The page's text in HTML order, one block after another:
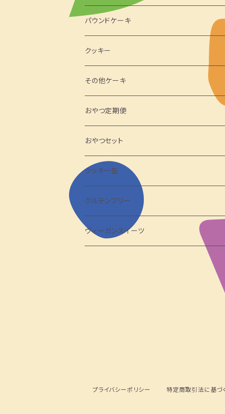
パウンドケーキ
クッキー
その他ケーキ
おやつ定期便
おやつセット
クッキー缶
グルテンフリー
ヴィーガンスイーツ
プライバシーポリシー 特定商取引法に基づ